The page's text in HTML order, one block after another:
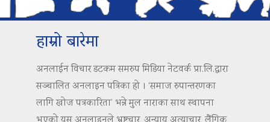
हाम्रो बारेमा
अनलाईन विचार डटकम समरुप मिडिया नेटवर्क प्रा.लि.द्वारा
सञ्चालित अनलाइन पत्रिका हो । ‘समाज रुपान्तरणका
लागि खोज पत्रकारिता’ भन्ने मुल नाराका साथ स्थापना